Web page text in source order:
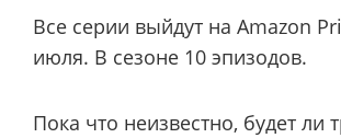
Все серии выйдут на Amazon
июля. В сезоне 10 эпизодов.
Пока что неизвестно, будет ли